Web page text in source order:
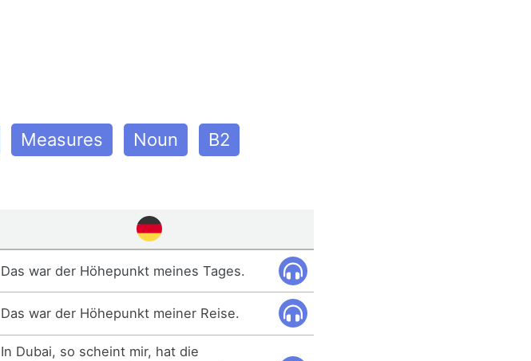
Measures Noun B2
Das war der Höhepunkt meines Tages.
Das war der Höhepunkt meiner Reise.
In Dubai, so scheint mir, hat die